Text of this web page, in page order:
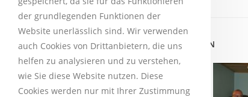
DAS KÖNNTE DIR AUCH GEFALLEN
der grundlegenden Funktionen der
Website unerlässlich sind. Wir verwenden
auch Cookies von Drittanbietern, die uns
helfen zu analysieren und zu verstehen,
wie Sie diese Website nutzen. Diese
Cookies werden nur mit Ihrer Zustimmung